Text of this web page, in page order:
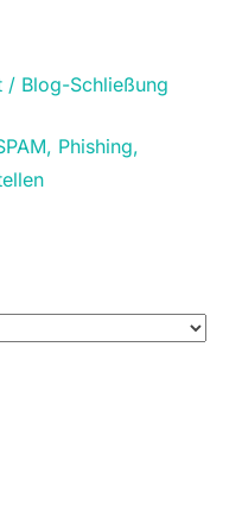
/ Blog-Schließung
Phishing,